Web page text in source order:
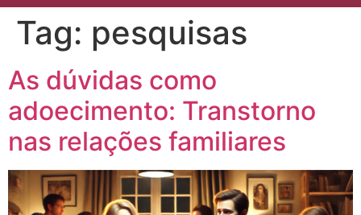
Tag: pesquisas
As dúvidas como
adoecimento: Transtorno
nas relações familiares